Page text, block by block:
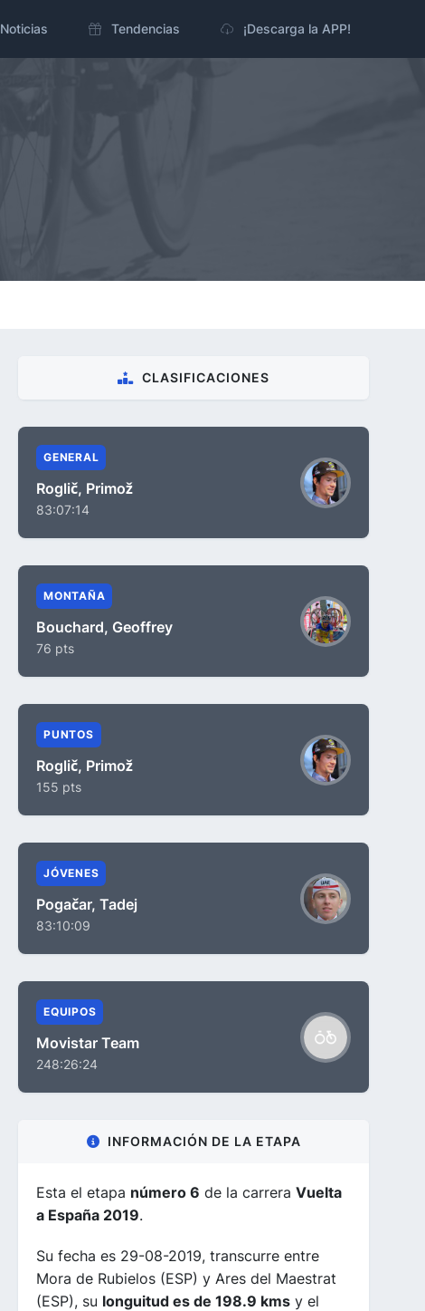
Noticias Tendencias ¡Descarga la APP!
CLASIFICACIONES
GENERAL
Roglič, Primož
83:07:14
MONTAÑA
Bouchard, Geoffrey
76 pts
PUNTOS
Roglič, Primož
155 pts
JÓVENES
Pogačar, Tadej
83:10:09
EQUIPOS
Movistar Team
248:26:24
INFORMACIÓN DE LA ETAPA
Esta el etapa número 6 de la carrera Vuelta
a España 2019.
Su fecha es 29-08-2019, transcurre entre
Mora de Rubielos (ESP) y Ares del Maestrat
(ESP), su longuitud es de 198.9 kms y el